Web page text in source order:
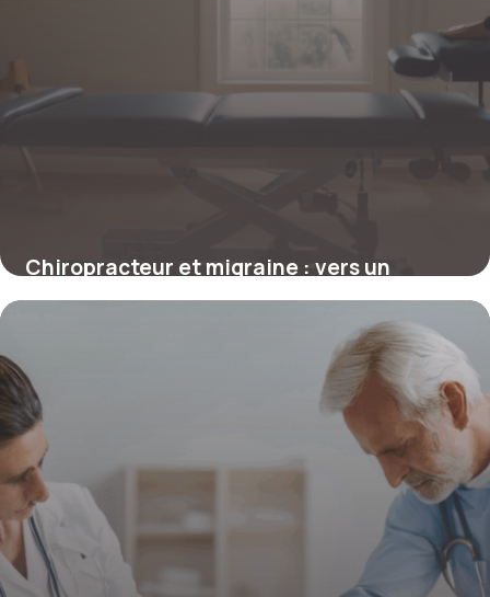
Chiropracteur et migraine : vers un
soulagement durable sans médicaments